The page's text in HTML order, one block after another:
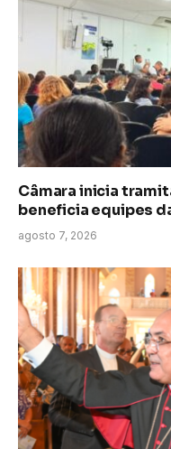
Câmara inicia
beneficia equipes
agosto 7, 2026